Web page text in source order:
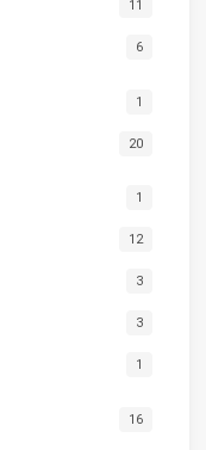
11
6
1
20
1
12
3
3
1
16